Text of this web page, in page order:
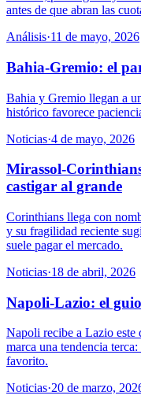
antes de que abran las
Análisis·11 de mayo, 2026
Bahia-Gremio: el
Bahia y Gremio llegan a
histórico favorece
Noticias·4 de mayo, 2026
Mirassol-
castigar al grande
Corinthians llega con
y su fragilidad reciente
suele pagar el mercado.
Noticias·18 de abril, 2026
Napoli-Lazio: el
Napoli recibe a Lazio
marca una tendencia
favorito.
Noticias·20 de marzo,